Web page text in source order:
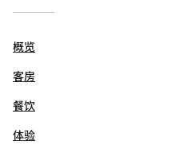
概览
客房
餐饮
体验